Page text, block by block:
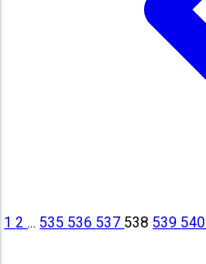
12... 535 536 537 538 539 540